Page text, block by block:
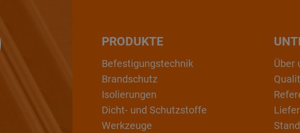
PRODUKTE
Befestigungstechnik
Brandschutz
Isolierungen
Dicht- und Schutzstoffe
Werkzeuge
Über